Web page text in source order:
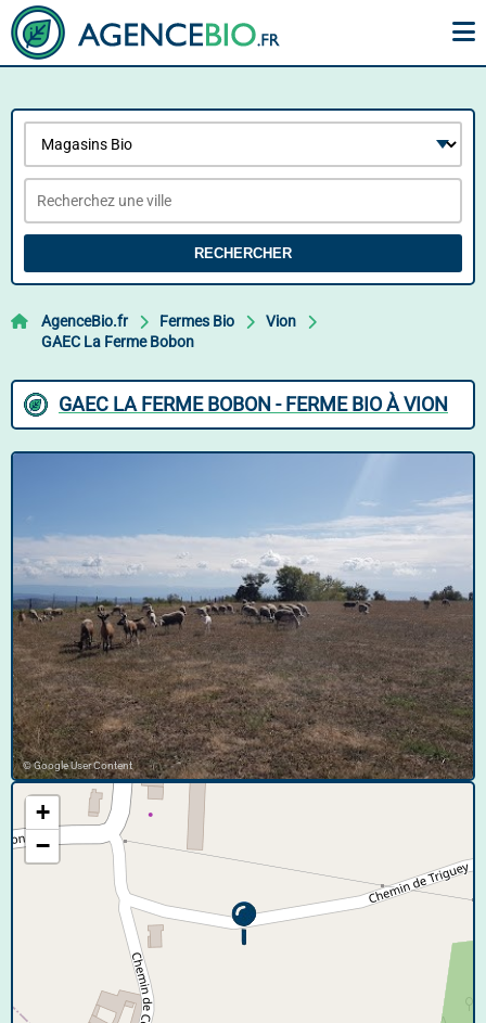
RECHERCHER
AgenceBio.fr Fermes Bio
Vion
GAEC La Ferme Bobon
GAEC LA FERME BOBON - FERME BIO À VION
© Google User Content
+
−